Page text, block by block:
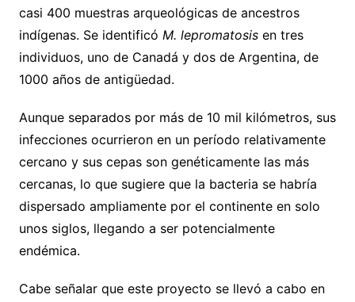
casi 400 muestras arqueológicas de ancestros
indígenas. Se identificó M. lepromatosis en tres
individuos, uno de Canadá y dos de Argentina, de
1000 años de antigüedad.
Aunque separados por más de 10 mil kilómetros, sus
infecciones ocurrieron en un período relativamente
cercano y sus cepas son genéticamente las más
cercanas, lo que sugiere que la bacteria se habría
dispersado ampliamente por el continente en solo
unos siglos, llegando a ser potencialmente
endémica.
Cabe señalar que este proyecto se llevó a cabo en